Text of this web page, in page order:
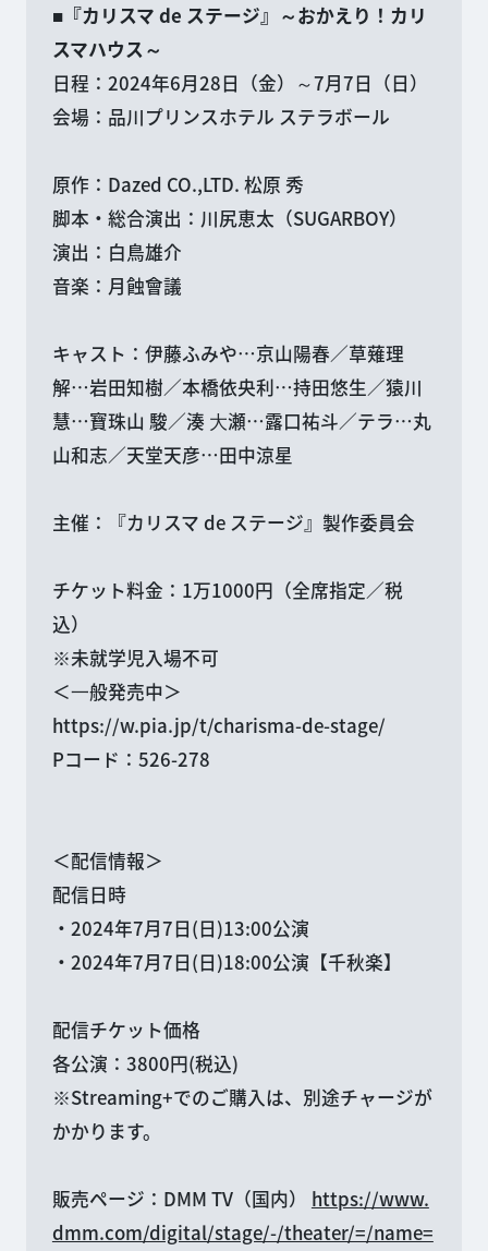
■『カリスマ de ステージ』～おかえり！カリ
スマハウス～
日程：2024年6月28日（金）～7月7日（日）
会場：品川プリンスホテル ステラボール
原作：Dazed CO.,LTD. 松原 秀
脚本・総合演出：川尻恵太（SUGARBOY）
演出：白鳥雄介
音楽：月蝕會議
キャスト：伊藤ふみや…京山陽春／草薙理
解…岩田知樹／本橋依央利…持田悠生／猿川
慧…寶珠山 駿／湊 ⼤瀬…露口祐斗／テラ…丸
山和志／天堂天彦…田中涼星
主催：『カリスマ de ステージ』製作委員会
チケット料金：1万1000円（全席指定／税
込）
※未就学児入場不可
＜⼀般発売中＞
https://w.pia.jp/t/charisma-de-stage/
Pコード：526-278
＜配信情報＞
配信日時
・2024年7月7日(日)13:00公演
・2024年7月7日(日)18:00公演【千秋楽】
配信チケット価格
各公演：3800円(税込)
※Streaming+でのご購入は、別途チャージが
かかります。
販売ページ：DMM TV（国内） https://www.
dmm.com/digital/stage/-/theater/=/name=